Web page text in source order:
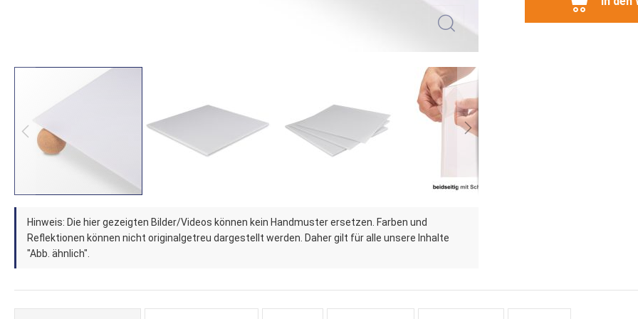
Zum
Anfang
der
Bildergalerie
springen
Hinweis: Die hier gezeigten Bilder/Videos können kein Handmuster ersetzen. Farben und
Reflektionen können nicht originalgetreu dargestellt werden. Daher gilt für alle unsere Inhalte
"Abb. ähnlich".